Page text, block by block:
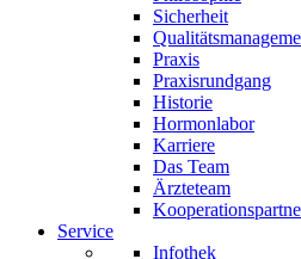
Sicherheit
Praxis
Praxisrundgang
Historie
Hormonlabor
Karriere
Das Team
Ärzteteam
Service
Infothek